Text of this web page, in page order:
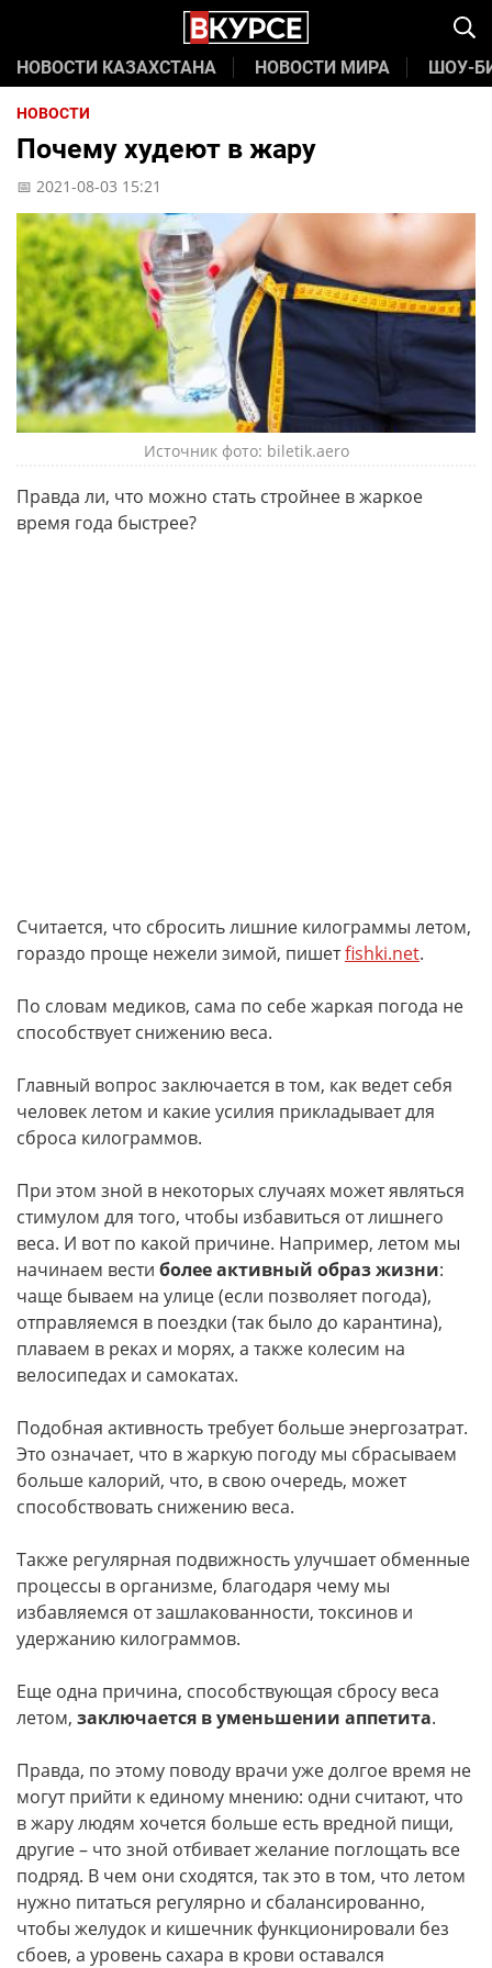
НОВОСТИ КАЗАХСТАНА НОВОСТИ МИРА ШОУ-
НОВОСТИ
Почему худеют в жару
📅 2021-08-03 15:21
Источник фото: biletik.aero
Правда ли, что можно стать стройнее в жаркое
время года быстрее?
Считается, что сбросить лишние килограммы летом,
гораздо проще нежели зимой, пишетfishki.net.
По словам медиков, сама по себе жаркая погода не
способствует снижению веса.
Главный вопрос заключается в том, как ведет себя
человек летом и какие усилия прикладывает для
сброса килограммов.
При этом зной в некоторых случаях может являться
стимулом для того, чтобы избавиться от лишнего
веса. И вот по какой причине. Например, летом мы
начинаем вести более активный образ жизни:
чаще бываем на улице (если позволяет погода),
отправляемся в поездки (так было до карантина),
плаваем в реках и морях, а также колесим на
велосипедах и самокатах.
Подобная активность требует больше энергозатрат.
Это означает, что в жаркую погоду мы сбрасываем
больше калорий, что, в свою очередь, может
способствовать снижению веса.
Также регулярная подвижность улучшает обменные
процессы в организме, благодаря чему мы
избавляемся от зашлакованности, токсинов и
удержанию килограммов.
Еще одна причина, способствующая сбросу веса
летом, заключается в уменьшении аппетита.
Правда, по этому поводу врачи уже долгое время не
могут прийти к единому мнению: одни считают, что
в жару людям хочется больше есть вредной пищи,
другие – что зной отбивает желание поглощать все
подряд. В чем они сходятся, так это в том, что летом
нужно питаться регулярно и сбалансированно,
чтобы желудок и кишечник функционировали без
сбоев, а уровень сахара в крови оставался